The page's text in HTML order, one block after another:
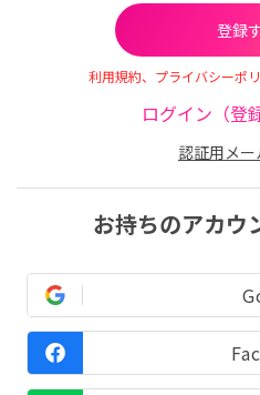
利用規約、プライバシーポ
ログイン（登
認証用メ
お持ちのアカウ